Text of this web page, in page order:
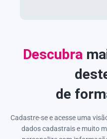
Descubra
de
Cadastre-se e acesse uma
dados cadastrais e muito